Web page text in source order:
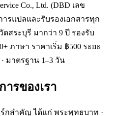
Co., Ltd. (DBD เลข
ารแปลและรับรองเอกสารทุก
สระบุรี มากว่า 9 ปี รองรับ
ภาษา ราคาเริ่ม ฿500 ระยะ
มาตรฐาน 1–3 วัน
รของเรา
กสำคัญ ได้แก่ พระพุทธบาท ·